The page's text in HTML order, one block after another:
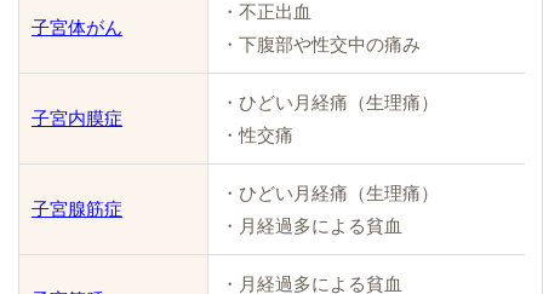
子宮体がん
・不正出血
・下腹部や性交中の痛み
子宮内膜症
・ひどい月経痛（生理痛）
・性交痛
子宮腺筋症
・ひどい月経痛（生理痛）
・月経過多による貧血
・月経過多による貧血